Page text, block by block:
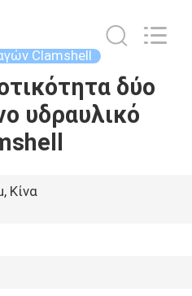
Clamshell
δύο
υδραυλικό
Κίνα